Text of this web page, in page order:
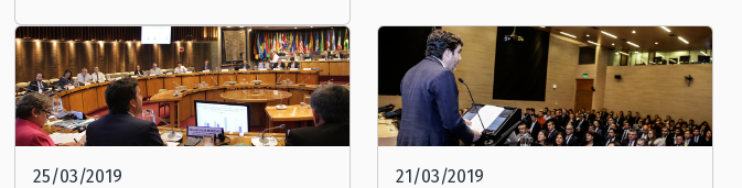
25/03/2019 21/03/2019